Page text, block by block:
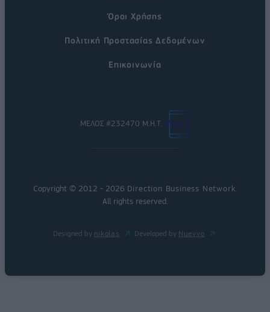
Όροι Χρήσης
Πολιτική Προστασίας Δεδομένων
Επικοινωνία
ΜΕΛΟΣ #232470 Μ.Η.Τ.
Copyright © 2012 - 2026 Direction Business Network
All rights reserved.
Designed by nikolas Developed by Nuevvo